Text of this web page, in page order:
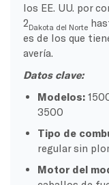
los EE. UU. por
2Dakota del Norte
es de los que
avería.
Datos clave:
Modelos:
3500
Tipo de
regular sin
Motor del